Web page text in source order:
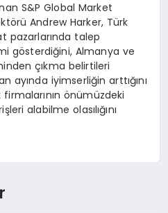
S&P Global Market
Andrew Harker, Türk
pazarlarında talep
gösterdiğini, Almanya ve
çıkma belirtileri
ayında iyimserliğin arttığını
önümüzdeki
alabilme olasılığını